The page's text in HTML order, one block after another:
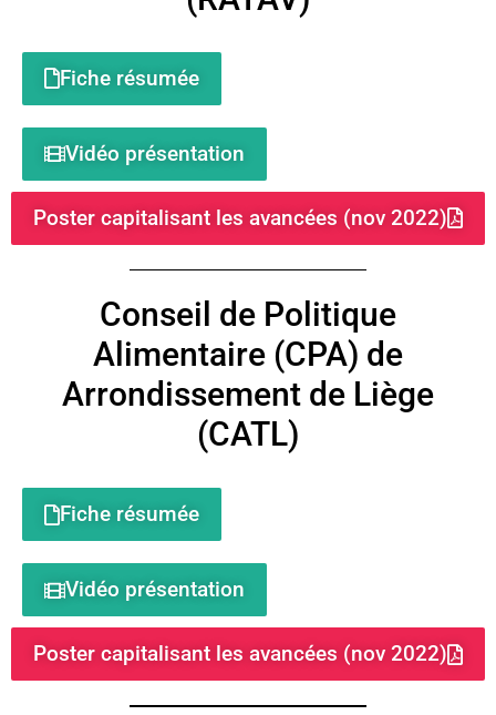
Fiche résumée
Vidéo présentation
Poster capitalisant les avancées (nov 2022)
Conseil de Politique
Alimentaire (CPA) de
Arrondissement de Liège
(CATL)
Fiche résumée
Vidéo présentation
Poster capitalisant les avancées (nov 2022)